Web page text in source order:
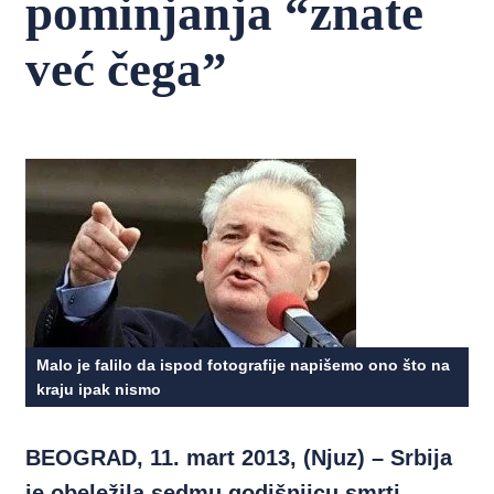
pominjanja “znate
već čega”
Malo je falilo da ispod fotografije napišemo ono što na
kraju ipak nismo
BEOGRAD, 11. mart 2013, (Njuz) – Srbija